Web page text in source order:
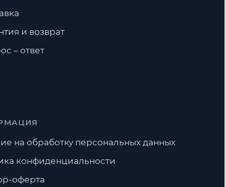
и возврат
– ответ
на обработку персональных данных
конфиденциальности
оферта